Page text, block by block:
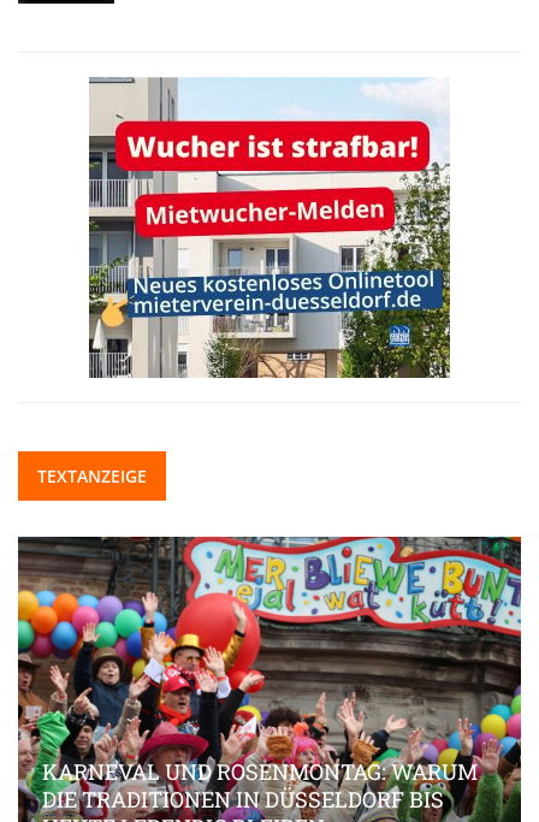
TEXTANZEIGE
KARNEVAL UND ROSENMONTAG: WARUM
DIE TRADITIONEN IN DÜSSELDORF BIS